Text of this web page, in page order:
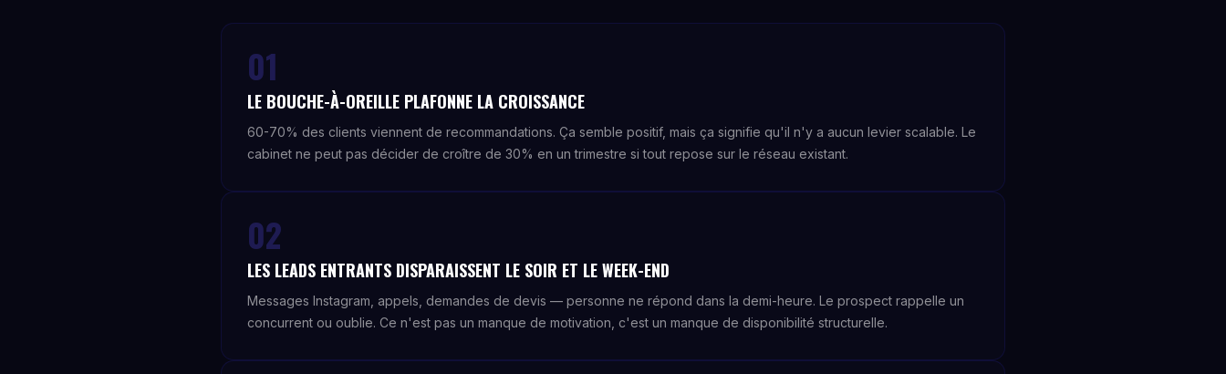
01
LE BOUCHE-À-OREILLE PLAFONNE LA CROISSANCE
60-70% des clients viennent de recommandations. Ça semble positif, mais ça signifie qu'il n'y a aucun levier scalable. Le
cabinet ne peut pas décider de croître de 30% en un trimestre si tout repose sur le réseau existant.
02
LES LEADS ENTRANTS DISPARAISSENT LE SOIR ET LE WEEK-END
Messages Instagram, appels, demandes de devis — personne ne répond dans la demi-heure. Le prospect rappelle un
concurrent ou oublie. Ce n'est pas un manque de motivation, c'est un manque de disponibilité structurelle.